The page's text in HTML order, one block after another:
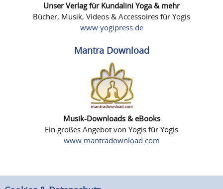
Unser Verlag für Kundalini Yoga & mehr
Bücher, Musik, Videos & Accessoires für Yogis
www.yogipress.de
Mantra Download
Musik-Downloads & eBooks
Ein großes Angebot von Yogis für Yogis
www.mantradownload.com